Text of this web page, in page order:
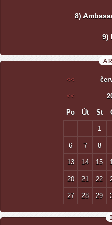
8)
9)
<<
<<
Po Út St
1
6 7 8
13 14 15
20 21 22
27 28 29